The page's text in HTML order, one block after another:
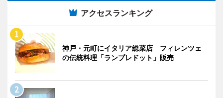
アクセスランキング
神戸・元町にイタリア総菜店 フィレンツェ
の伝統料理「ランプレドット」販売